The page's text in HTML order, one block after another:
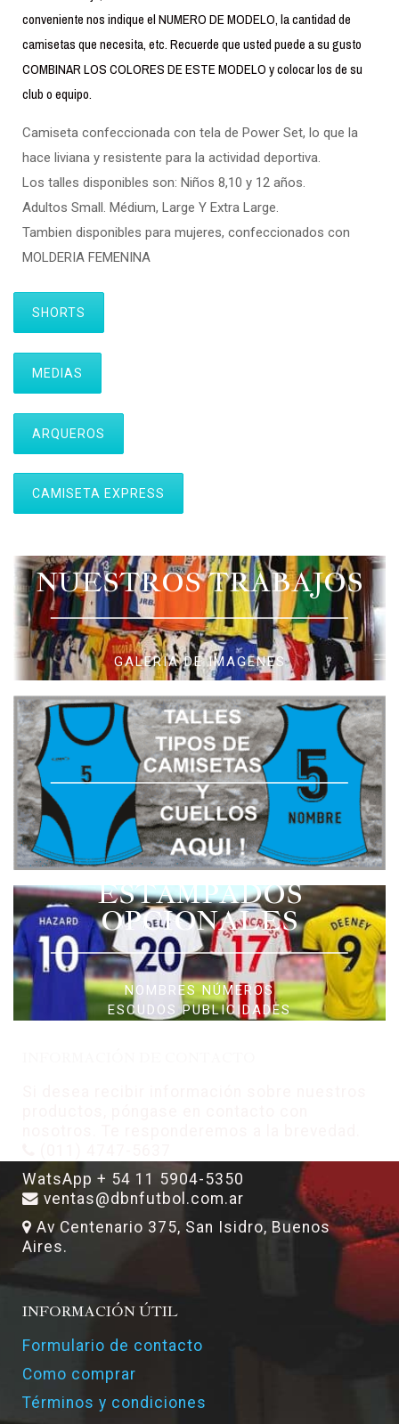
conveniente nos indique el NUMERO DE MODELO, la cantidad de
camisetas que necesita, etc. Recuerde que usted puede a su gusto
COMBINAR LOS COLORES DE ESTE MODELO y colocar los de su
club o equipo.
Camiseta confeccionada con tela de Power Set, lo que la
hace liviana y resistente para la actividad deportiva.
Los talles disponibles son: Niños 8,10 y 12 años.
Adultos Small. Médium, Large Y Extra Large.
Tambien disponibles para mujeres, confeccionados con
MOLDERIA FEMENINA
SHORTS
MEDIAS
ARQUEROS
CAMISETA EXPRESS
NUESTROS TRABAJOS
GALERIA DE IMAGENES
ESTAMPADOS
OPCIONALES
NOMBRES NÚMEROS
ESCUDOS PUBLICIDADES
WatsApp + 54 11 5904-5350
ventas@dbnfutbol.com.ar
Av Centenario 375, San Isidro, Buenos
Aires.
INFORMACIÓN ÚTIL
Formulario de contacto
Como comprar
Términos y condiciones